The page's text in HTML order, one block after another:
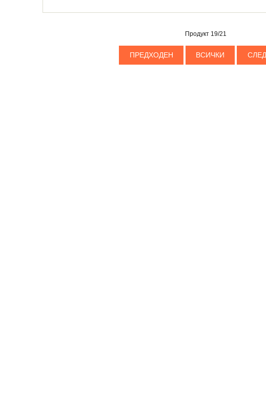
Продукт 19/21
ПРЕДХОДЕН ВСИЧКИ